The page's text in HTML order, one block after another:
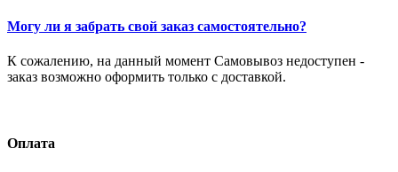
Могу ли я забрать свой заказ самостоятельно?
К сожалению, на данный момент Самовывоз недоступен -
заказ возможно оформить только с доставкой.
Оплата